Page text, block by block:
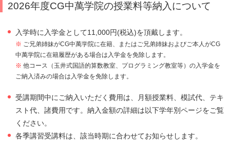
2026年度CG中萬学院の授業料等納入について
入学時に入学金として11,000円(税込)を頂戴します。
※ ご兄弟姉妹がCG中萬学院に在籍、またはご兄弟姉妹およびご本人がCG
中萬学院に在籍履歴がある場合は入学金を免除します。
※ 他コース（玉井式国語的算数教室、プログラミング教室等）の入学金を
ご納入済みの場合は入学金を免除します。
受講期間中にご納入いただく費用は、月額授業料、模試代、テキ
スト代、諸費用です。納入金額の詳細は以下学年別ページをご覧
ください。
各季講習受講料は、該当時期に合わせてお知らせします。